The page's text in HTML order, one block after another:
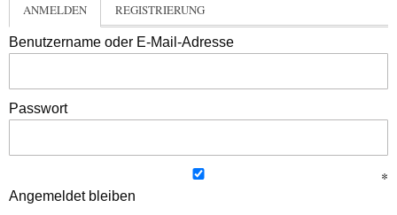
ANMELDEN REGISTRIERUNG
Benutzername oder E-Mail-Adresse
Passwort
Angemeldet bleiben